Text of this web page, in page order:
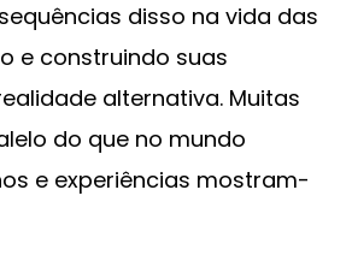
disso na vida das
e construindo suas
alternativa. Muitas
do que no mundo
e experiências mostram-